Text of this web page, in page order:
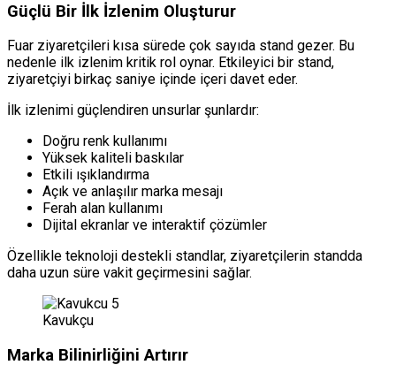
Güçlü Bir İlk İzlenim Oluşturur
Fuar ziyaretçileri kısa sürede çok sayıda stand gezer. Bu
nedenle ilk izlenim kritik rol oynar. Etkileyici bir stand,
ziyaretçiyi birkaç saniye içinde içeri davet eder.
İlk izlenimi güçlendiren unsurlar şunlardır:
Doğru renk kullanımı
Yüksek kaliteli baskılar
Etkili ışıklandırma
Açık ve anlaşılır marka mesajı
Ferah alan kullanımı
Dijital ekranlar ve interaktif çözümler
Özellikle teknoloji destekli standlar, ziyaretçilerin standda
daha uzun süre vakit geçirmesini sağlar.
Kavukçu
Marka Bilinirliğini Artırır